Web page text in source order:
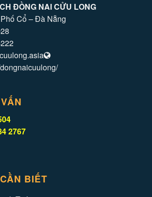
ĐỒNG NAI CỬU LONG
Cổ – Đà Nẵng
2767
BIẾT